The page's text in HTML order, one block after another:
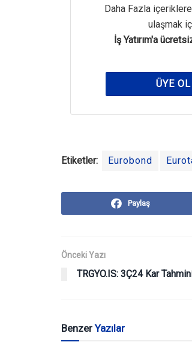
Daha Fazla
ulaşmak
İş Yatırım'a
ÜYE OL
Etiketler: Eurobond
Paylaş
Önceki Yazı
TRGYO.IS: 3Ç24 Kar
BenzerYazılar